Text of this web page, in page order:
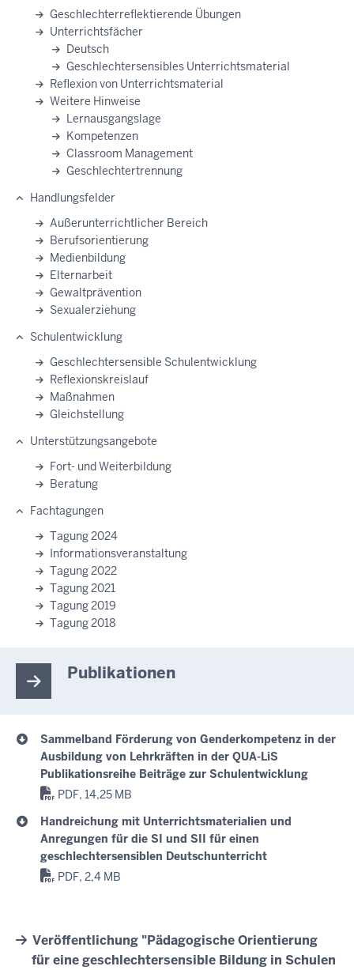
Geschlechterreflektierende Übungen
Unterrichtsfächer
Deutsch
Geschlechtersensibles Unterrichtsmaterial
Reflexion von Unterrichtsmaterial
Weitere Hinweise
Lernausgangslage
Kompetenzen
Classroom Management
Geschlechtertrennung
Handlungsfelder
Außerunterrichtlicher Bereich
Berufsorientierung
Medienbildung
Elternarbeit
Gewaltprävention
Sexualerziehung
Schulentwicklung
Geschlechtersensible Schulentwicklung
Reflexionskreislauf
Maßnahmen
Gleichstellung
Unterstützungsangebote
Fort- und Weiterbildung
Beratung
Fachtagungen
Tagung 2024
Informationsveranstaltung
Tagung 2022
Tagung 2021
Tagung 2019
Tagung 2018
Publikationen
Sammelband Förderung von Genderkompetenz in der
Ausbildung von Lehrkräften in der QUA-LiS
Publikationsreihe Beiträge zur Schulentwicklung
PDF, 14,25 MB
Handreichung mit Unterrichtsmaterialien und
Anregungen für die SI und SII für einen
geschlechtersensiblen Deutschunterricht
PDF, 2,4 MB
Veröffentlichung "Pädagogische Orientierung
für eine geschlechtersensible Bildung in Schulen